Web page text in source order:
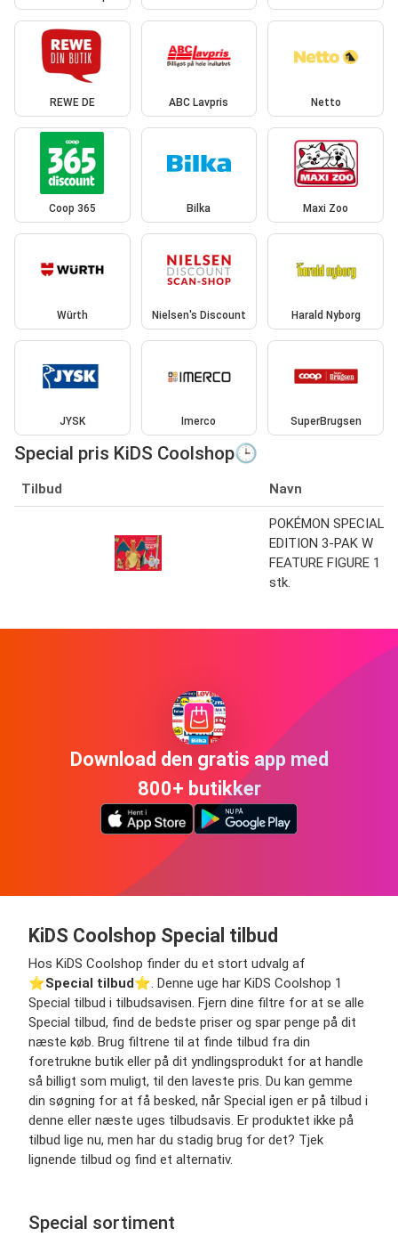
REWE DE ABC Lavpris Netto
Coop 365 Bilka Maxi Zoo
Würth Nielsen's Discount Harald Nyborg
JYSK Imerco SuperBrugsen
Special pris KiDS Coolshop🕒
Tilbud Navn
POKÉMON SPECIAL
EDITION 3-PAK W
FEATURE FIGURE 1
stk.
Download den gratis app med
800+ butikker
KiDS Coolshop Special tilbud
Hos KiDS Coolshop finder du et stort udvalg af
⭐️Special tilbud⭐️. Denne uge har KiDS Coolshop 1
Special tilbud i tilbudsavisen. Fjern dine filtre for at se alle
Special tilbud, find de bedste priser og spar penge på dit
næste køb. Brug filtrene til at finde tilbud fra din
foretrukne butik eller på dit yndlingsprodukt for at handle
så billigt som muligt, til den laveste pris. Du kan gemme
din søgning for at få besked, når Special igen er på tilbud i
denne eller næste uges tilbudsavis. Er produktet ikke på
tilbud lige nu, men har du stadig brug for det? Tjek
lignende tilbud og find et alternativ.
Special sortiment